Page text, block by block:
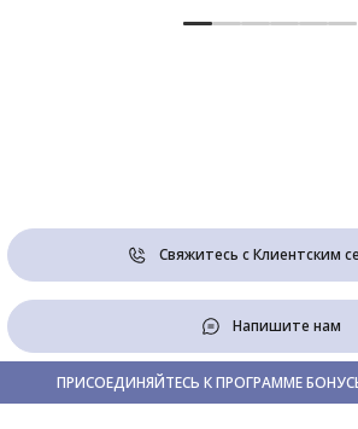
Свяжитесь с Клиентским
Напишите нам
ПРИСОЕДИНЯЙТЕСЬ К ПРОГРАММЕ БОНУСЫ